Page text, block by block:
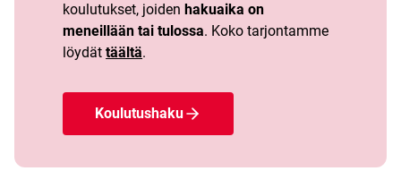
koulutukset, joiden hakuaika on
meneillään tai tulossa. Koko tarjontamme
löydättäältä.
Koulutushaku